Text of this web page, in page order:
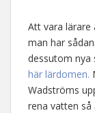
Att vara
man har
dessutom nya
här lärdomen.
Wadströms
rena vatten